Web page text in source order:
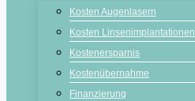
Kosten Augenlasern
Kosten Linsenimplantationen
Kostenersparnis
Kostenübernahme
Finanzierung